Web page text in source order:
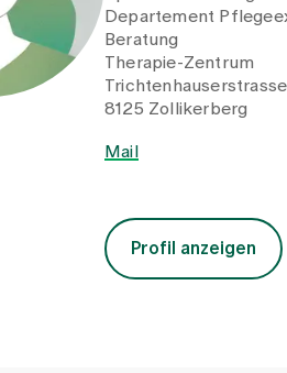
Departement
Beratung
Therapie-Zentrum
8125 Zollikerberg
Mail
Profil anzeigen